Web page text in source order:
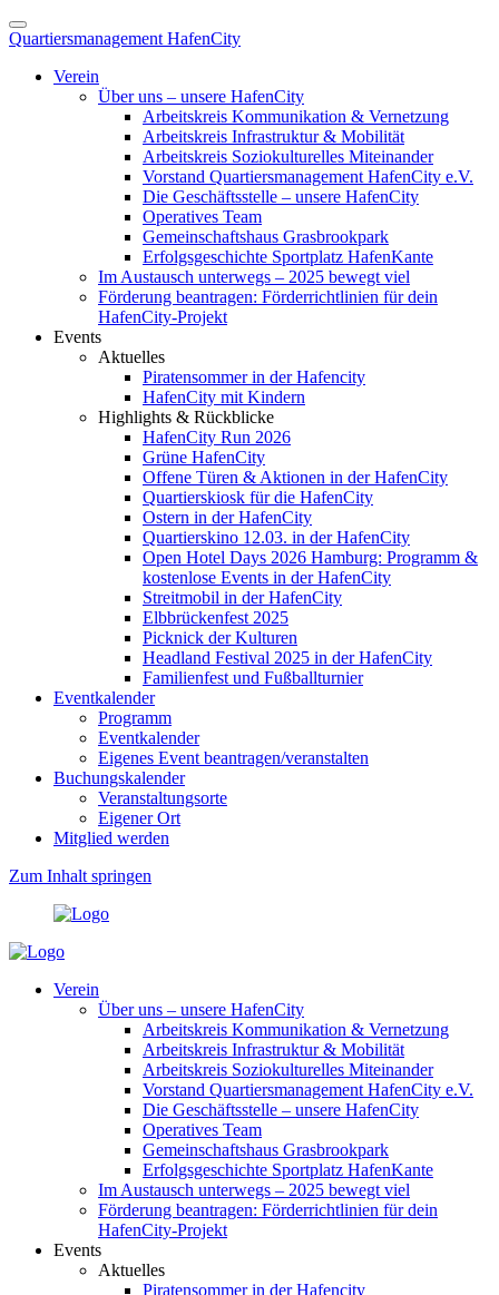
Quartiersmanagement HafenCity
Verein
Über uns – unsere HafenCity
Arbeitskreis Kommunikation & Vernetzung
Arbeitskreis Infrastruktur & Mobilität
Arbeitskreis Soziokulturelles Miteinander
Vorstand Quartiersmanagement HafenCity e.V.
Die Geschäftsstelle – unsere HafenCity
Operatives Team
Gemeinschaftshaus Grasbrookpark
Erfolgsgeschichte Sportplatz HafenKante
Im Austausch unterwegs – 2025 bewegt viel
Förderung beantragen: Förderrichtlinien für dein
HafenCity-Projekt
Events
Aktuelles
Piratensommer in der Hafencity
HafenCity mit Kindern
Highlights & Rückblicke
HafenCity Run 2026
Grüne HafenCity
Offene Türen & Aktionen in der HafenCity
Quartierskiosk für die HafenCity
Ostern in der HafenCity
Quartierskino 12.03. in der HafenCity
Open Hotel Days 2026 Hamburg: Programm &
kostenlose Events in der HafenCity
Streitmobil in der HafenCity
Elbbrückenfest 2025
Picknick der Kulturen
Headland Festival 2025 in der HafenCity
Familienfest und Fußballturnier
Eventkalender
Programm
Eventkalender
Eigenes Event beantragen/veranstalten
Buchungskalender
Veranstaltungsorte
Eigener Ort
Mitglied werden
Zum Inhalt springen
Verein
Über uns – unsere HafenCity
Arbeitskreis Kommunikation & Vernetzung
Arbeitskreis Infrastruktur & Mobilität
Arbeitskreis Soziokulturelles Miteinander
Vorstand Quartiersmanagement HafenCity e.V.
Die Geschäftsstelle – unsere HafenCity
Operatives Team
Gemeinschaftshaus Grasbrookpark
Erfolgsgeschichte Sportplatz HafenKante
Im Austausch unterwegs – 2025 bewegt viel
Förderung beantragen: Förderrichtlinien für dein
HafenCity-Projekt
Events
Aktuelles
Piratensommer in der Hafencity